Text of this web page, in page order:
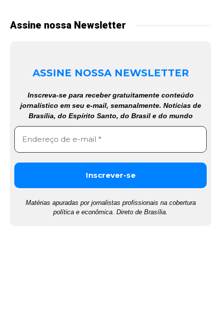
Assine nossa Newsletter
ASSINE NOSSA NEWSLETTER
Inscreva-se para receber gratuitamente conteúdo
jornalístico em seu e-mail, semanalmente. Notícias de
Brasília, do Espírito Santo, do Brasil e do mundo
Matérias apuradas por jornalistas profissionais na cobertura
política e econômica. Direto de Brasília.